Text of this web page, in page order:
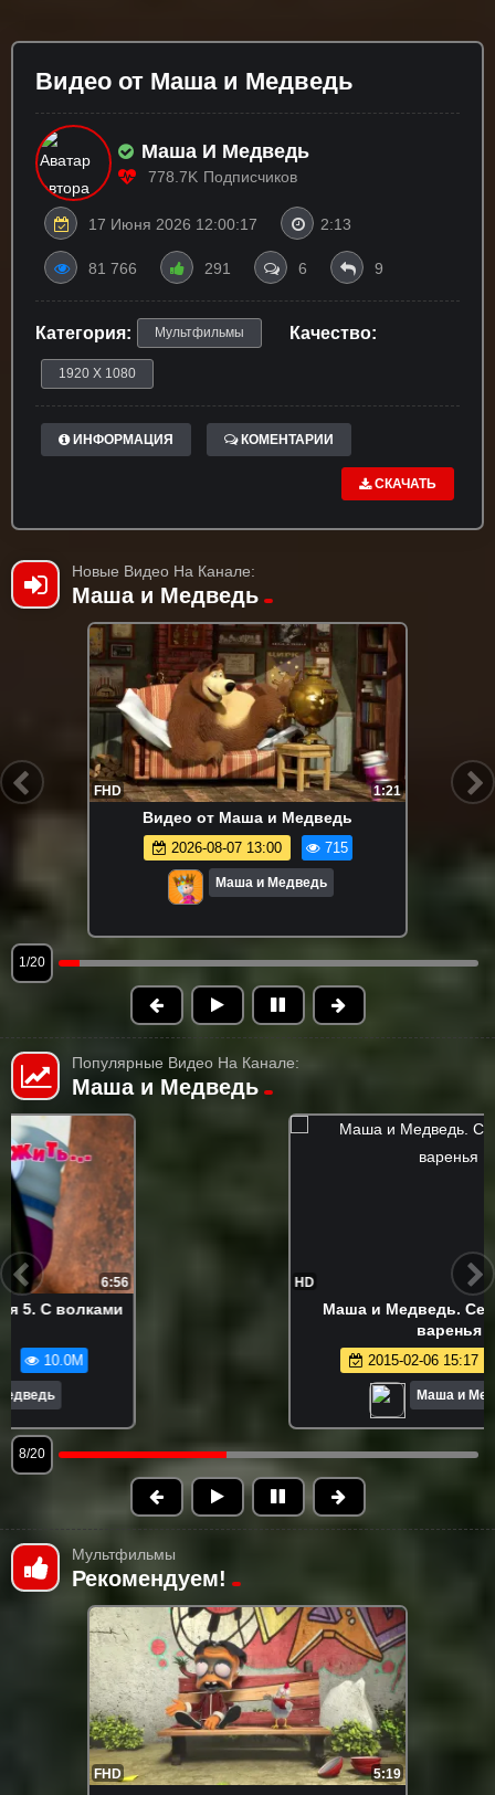
Видео от Маша и Медведь
Маша И Медведь
778.7K Подписчиков
17 Июня 2026 12:00:17 2:13
81 766 291 6 9
Категория: Мультфильмы Качество:
1920 X 1080
ИНФОРМАЦИЯ КОМЕНТАРИИ
СКАЧАТЬ
Новые Видео На Канале:
Маша и Медведь
FHD 1:21
Видео от Маша и Медведь
2026-08-07 13:00 715
Маша и Медведь
1/20
Популярные Видео На Канале:
Маша и Медведь
HD
Маша и Медведь. Серия 6. День
9.0M
9/20
Мультфильмы
Рекомендуем!
FHD 5:19